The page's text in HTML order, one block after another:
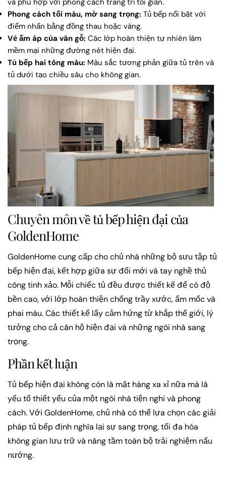
Phong cách tối màu, mờ sang trọng: Tủ bếp nổi bật với
điểm nhấn bằng đồng thau hoặc vàng.
Vẻ ấm áp của vân gỗ: Các lớp hoàn thiện tự nhiên làm
mềm mại những đường nét hiện đại.
Tủ bếp hai tông màu: Màu sắc tương phản giữa tủ trên và
tủ dưới tạo chiều sâu cho không gian.
Chuyên môn về tủ bếp hiện đại của
GoldenHome
GoldenHome cung cấp cho chủ nhà những bộ sưu tập tủ
bếp hiện đại, kết hợp giữa sự đổi mới và tay nghề thủ
công tinh xảo. Mỗi chiếc tủ đều được thiết kế để có độ
bền cao, với lớp hoàn thiện chống trầy xước, ẩm mốc và
phai màu. Các thiết kế lấy cảm hứng từ khắp thế giới, lý
tưởng cho cả căn hộ hiện đại và những ngôi nhà sang
trọng.
Phần kết luận
Tủ bếp hiện đại không còn là mặt hàng xa xỉ nữa mà là
yếu tố thiết yếu của một ngôi nhà tiện nghi và phong
cách. Với GoldenHome, chủ nhà có thể lựa chọn các giải
pháp tủ bếp định nghĩa lại sự sang trọng, tối đa hóa
không gian lưu trữ và nâng tầm toàn bộ trải nghiệm nấu
nướng.